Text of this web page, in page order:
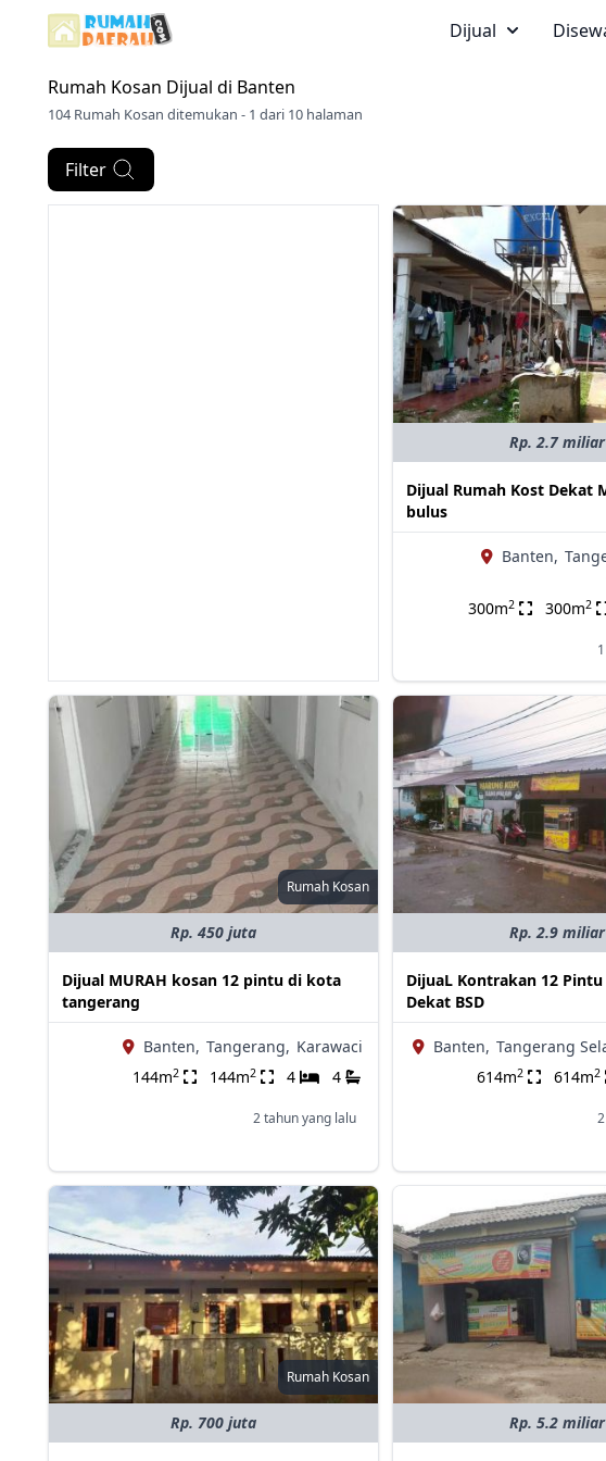
Dijual
Rumah Kosan Dijual di Banten
104 Rumah Kosan ditemukan - 1 dari 10 halaman
Filter
Rp. 2.7 miliar
Dijual Rumah Kost Dekat
bulus
Banten,
300m2 300m2
Rumah Kosan
Rp. 450 juta
Dijual MURAH kosan 12 pintu di kota
tangerang
Banten, Tangerang, Karawaci
144m2 144m2 4 4
2 tahun yang lalu
Rp. 2.9 miliar
DijuaL Kontrakan 12
Dekat BSD
Banten, Tangerang
614m2 614m2
Rumah Kosan
Rp. 700 juta Rp. 5.2 miliar